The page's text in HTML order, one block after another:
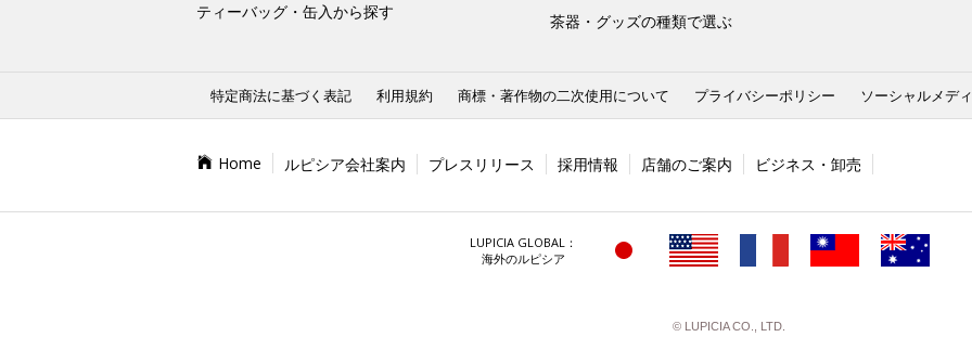
ティーバッグ・缶入から探す
茶器・グッズの種類で選ぶ
特定商法に基づく表記 利用規約 商標・著作物の二次使用について プライバシーポリシー ソーシャルメデ
Home ルピシア会社案内 プレスリリース 採用情報 店舗のご案内 ビジネス・卸売
LUPICIA GLOBAL：
海外のルピシア
© LUPICIA CO., LTD.